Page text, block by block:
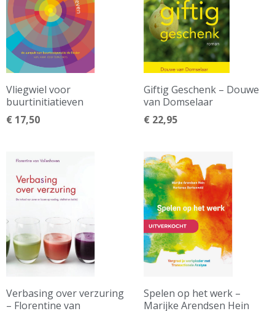
Vliegwiel voor
buurtinitiatieven
€ 17,50
Giftig Geschenk – Douwe
van Domselaar
€ 22,95
Verbasing over verzuring
– Florentine van
Spelen op het werk –
Marijke Arendsen Hein